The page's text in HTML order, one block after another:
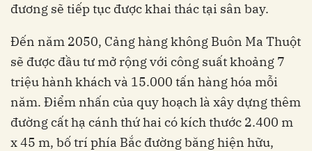
đương sẽ tiếp tục được khai thác tại sân bay.
Đến năm 2050, Cảng hàng không Buôn Ma Thuột
sẽ được đầu tư mở rộng với công suất khoảng 7
triệu hành khách và 15.000 tấn hàng hóa mỗi
năm. Điểm nhấn của quy hoạch là xây dựng thêm
đường cất hạ cánh thứ hai có kích thước 2.400 m
x 45 m, bố trí phía Bắc đường băng hiện hữu,